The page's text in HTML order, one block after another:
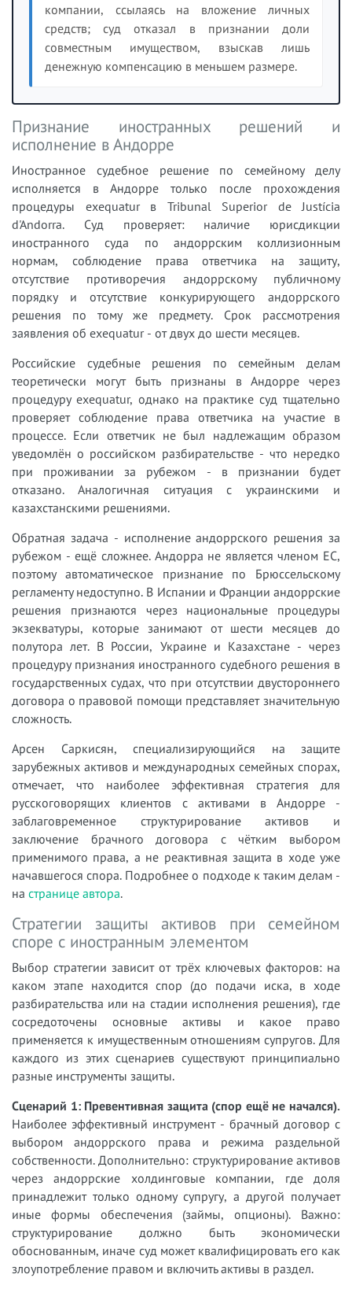
компании, ссылаясь на вложение личных
средств; суд отказал в признании доли
совместным имуществом, взыскав лишь
денежную компенсацию в меньшем размере.
Признание иностранных решений и
исполнение в Андорре
Иностранное судебное решение по семейному делу
исполняется в Андорре только после прохождения
процедуры exequatur в Tribunal Superior de Justícia
d'Andorra. Суд проверяет: наличие юрисдикции
иностранного суда по андоррским коллизионным
нормам, соблюдение права ответчика на защиту,
отсутствие противоречия андоррскому публичному
порядку и отсутствие конкурирующего андоррского
решения по тому же предмету. Срок рассмотрения
заявления об exequatur - от двух до шести месяцев.
Российские судебные решения по семейным делам
теоретически могут быть признаны в Андорре через
процедуру exequatur, однако на практике суд тщательно
проверяет соблюдение права ответчика на участие в
процессе. Если ответчик не был надлежащим образом
уведомлён о российском разбирательстве - что нередко
при проживании за рубежом - в признании будет
отказано. Аналогичная ситуация с украинскими и
казахстанскими решениями.
Обратная задача - исполнение андоррского решения за
рубежом - ещё сложнее. Андорра не является членом ЕС,
поэтому автоматическое признание по Брюссельскому
регламенту недоступно. В Испании и Франции андоррские
решения признаются через национальные процедуры
экзекватуры, которые занимают от шести месяцев до
полутора лет. В России, Украине и Казахстане - через
процедуру признания иностранного судебного решения в
государственных судах, что при отсутствии двустороннего
договора о правовой помощи представляет значительную
сложность.
Арсен Саркисян, специализирующийся на защите
зарубежных активов и международных семейных спорах,
отмечает, что наиболее эффективная стратегия для
русскоговорящих клиентов с активами в Андорре -
заблаговременное структурирование активов и
заключение брачного договора с чётким выбором
применимого права, а не реактивная защита в ходе уже
начавшегося спора. Подробнее о подходе к таким делам -
на странице автора.
Стратегии защиты активов при семейном
споре с иностранным элементом
Выбор стратегии зависит от трёх ключевых факторов: на
каком этапе находится спор (до подачи иска, в ходе
разбирательства или на стадии исполнения решения), где
сосредоточены основные активы и какое право
применяется к имущественным отношениям супругов. Для
каждого из этих сценариев существуют принципиально
разные инструменты защиты.
Сценарий 1: Превентивная защита (спор ещё не начался).
Наиболее эффективный инструмент - брачный договор с
выбором андоррского права и режима раздельной
собственности. Дополнительно: структурирование активов
через андоррские холдинговые компании, где доля
принадлежит только одному супругу, а другой получает
иные формы обеспечения (займы, опционы). Важно:
структурирование должно быть экономически
обоснованным, иначе суд может квалифицировать его как
злоупотребление правом и включить активы в раздел.